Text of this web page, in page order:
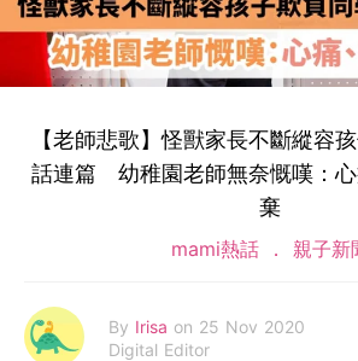
【老師悲歌】怪獸家長不斷縱容
話連篇 幼稚園老師無奈慨嘆：
棄
mami熱話 親子新
By Irisa on 25 Nov 2020
Digital Editor